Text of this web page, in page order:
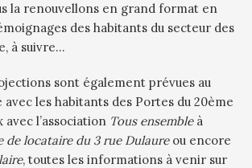
la renouvellons en grand format en
des habitants du secteur des
à suivre…
sont également prévues au
avec les habitants des Portes du 20ème
l’association Tous ensembleà
de locataire du 3 rue Dulaureou encore
, toutes les informations à venir sur